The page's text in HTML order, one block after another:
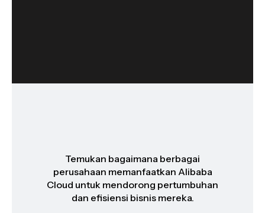
Temukan bagaimana berbagai
perusahaan memanfaatkan Alibaba
Cloud untuk mendorong pertumbuhan
dan efisiensi bisnis mereka.